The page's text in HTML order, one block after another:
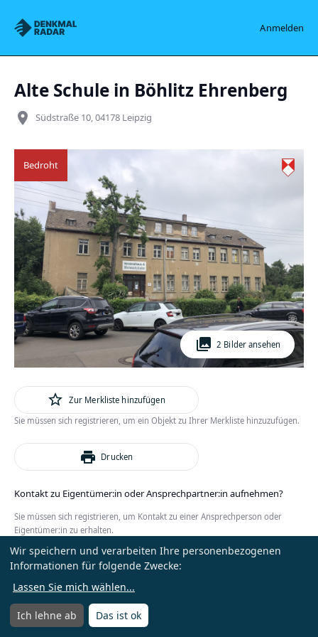
Denkmalradar Anmelden
Menü öffnen
Alte Schule in Böhlitz Ehrenberg
place Südstraße 10, 04178 Leipzig
photo_library 2 Bilder ansehen
Bedroht
star_outline Zur Merkliste hinzufügen
Sie müssen sich registrieren, um ein Objekt zu Ihrer Merkliste hinzuzufügen.
print Drucken
Kontakt zu Eigentümer:in oder Ansprechpartner:in aufnehmen?
Sie müssen sich registrieren, um Kontakt zu einer Ansprechperson oder
Eigentümer:in zu erhalten.
Anmelden oder Kostenlos registrieren
Wir speichern und verarbeiten Ihre personenbezogenen
Informationen für folgende Zwecke:
Lassen Sie mich wählen...
Ich lehne ab Das ist ok